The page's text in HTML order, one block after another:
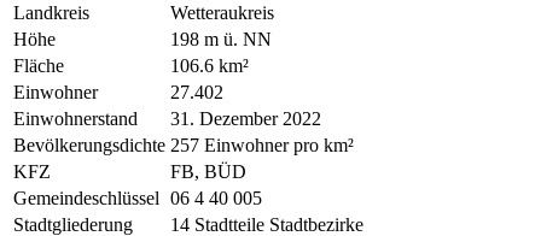
Landkreis
Wetteraukreis
Höhe
198 m ü. NN
Fläche
106.6 km²
Einwohner
27.402
Einwohnerstand
31. Dezember 2022
Bevölkerungsdichte 257 Einwohner pro km²
KFZ
FB, BÜD
Gemeindeschlüssel 06 4 40 005
Stadtgliederung
14 Stadtteile Stadtbezirke